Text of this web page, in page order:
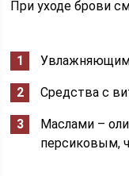
При уходе брови
Средства с
Маслами –
персиковым,